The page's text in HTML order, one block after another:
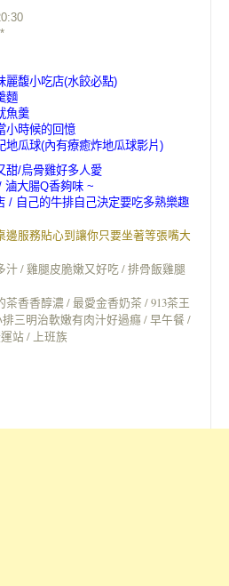
麗馥小吃店(水餃必點)
麵
魚羹
小時候的回憶
地瓜球(內有療癒炸地瓜球影片)
甜/烏骨雞好多人愛
滷大腸Q香夠味 ~
/ 自己的牛排自己決定要吃多熟樂趣
邊服務貼心到讓你只要坐著等張嘴大
/ 雞腿皮脆嫩又好吃 / 排骨飯雞腿
香香醇濃 / 最愛金香奶茶 / 913茶王
三明治軟嫩有肉汁好過癮 / 早午餐 /
站 / 上班族